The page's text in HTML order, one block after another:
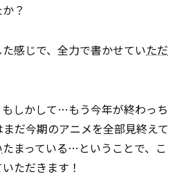
？
感じで、全力で書かせていただ
しかして…もう今年が終わっち
だ今期のアニメを全部見終えて
たまっている…ということで、こ
ただきます！